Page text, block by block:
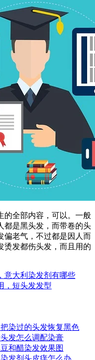
的全部内容，可以。一般
都是黑头发，而带卷的头
偏老气，不过都是因人而
烫发都伤头发，而且用的
意大利染发剂有哪些
，短头发发型
染过的头发恢复黑色
发怎么调配染膏
和醋染发效果图